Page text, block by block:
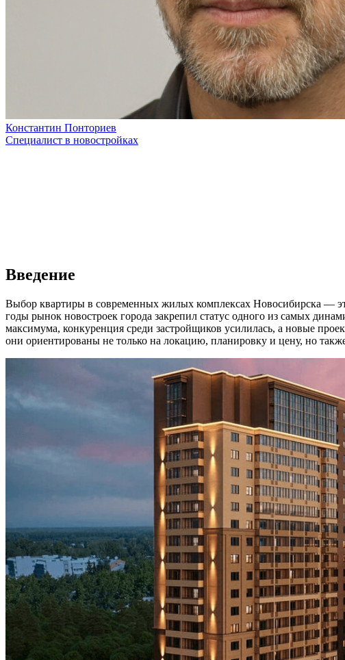
Константин Понториев
Специалист в новостройках
Введение
Выбор квартиры в современных жилых комплексах Новосибирска —
годы рынок новостроек города закрепил статус одного из самых
максимума, конкуренция среди застройщиков усилилась, а новые
они ориентированы не только на локацию, планировку и цену, но